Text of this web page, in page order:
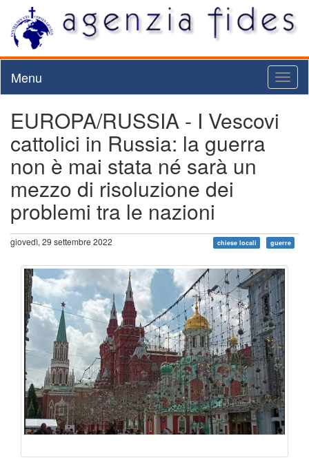
Menu
EUROPA/RUSSIA - I Vescovi
cattolici in Russia: la guerra
non è mai stata né sarà un
mezzo di risoluzione dei
problemi tra le nazioni
giovedì, 29 settembre 2022 chiese locali guerre